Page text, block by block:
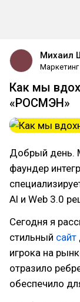
Михаил
Маркетинг
Как мы
«РОСМЭН»
Добрый день.
фаундер
Al и Web 3.0
Сегодня я
стильный сайт
игрока на
отразило
обеспечило